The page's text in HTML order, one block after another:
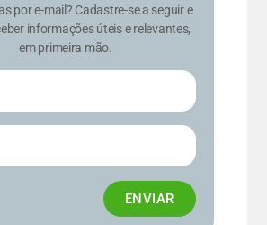
por e-mail? Cadastre-se a seguir e
informações úteis e relevantes,
em primeira mão.
ENVIAR